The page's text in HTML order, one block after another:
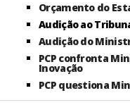
Orçamento do
Audição ao
Audição do
PCP confronta
Inovação​
PCP questiona